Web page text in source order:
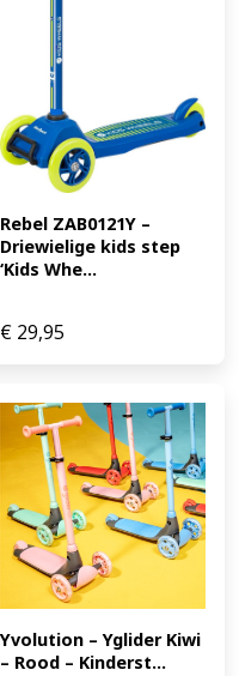
Rebel ZAB0121Y –
Driewielige kids step
‘Kids Whe...
€ 29,95
Yvolution – Yglider Kiwi
– Rood – Kinderst...